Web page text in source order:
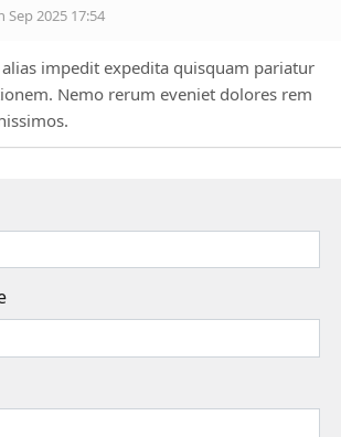
Sep 2025 17:54
impedit expedita quisquam pariatur
Nemo rerum eveniet dolores rem